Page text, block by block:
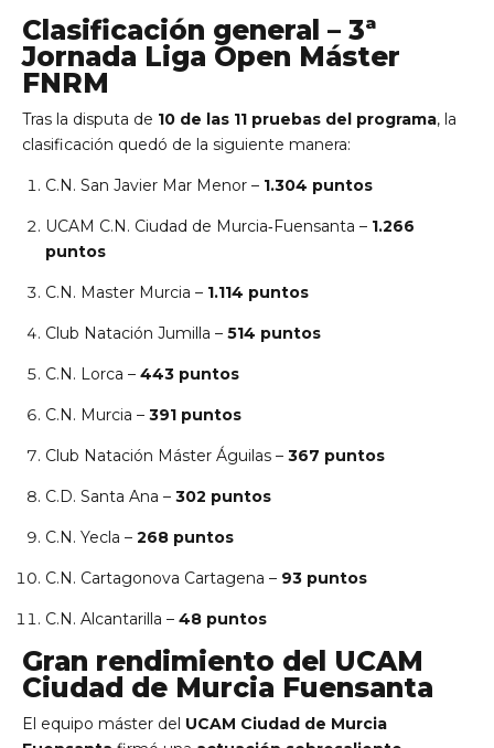
Clasificación general – 3ª
Jornada Liga Open Máster
FNRM
Tras la disputa de 10 de las 11 pruebas del programa, la
clasificación quedó de la siguiente manera:
C.N. San Javier Mar Menor – 1.304 puntos
UCAM C.N. Ciudad de Murcia‑Fuensanta – 1.266
puntos
C.N. Master Murcia – 1.114 puntos
Club Natación Jumilla – 514 puntos
C.N. Lorca – 443 puntos
C.N. Murcia – 391 puntos
Club Natación Máster Águilas – 367 puntos
C.D. Santa Ana – 302 puntos
C.N. Yecla – 268 puntos
C.N. Cartagonova Cartagena – 93 puntos
C.N. Alcantarilla – 48 puntos
Gran rendimiento del UCAM
Ciudad de Murcia Fuensanta
El equipo máster del UCAM Ciudad de Murcia